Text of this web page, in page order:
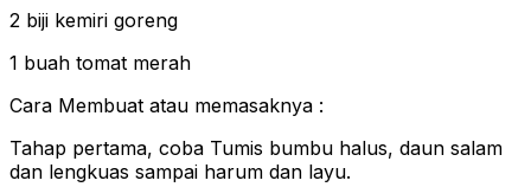
2 biji kemiri goreng
1 buah tomat merah
Cara Membuat atau memasaknya :
Tahap pertama, coba Tumis bumbu halus, daun salam
dan lengkuas sampai harum dan layu.